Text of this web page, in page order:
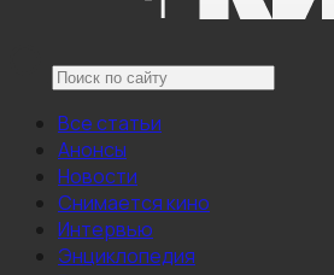
Все статьи
Анонсы
Новости
Снимается кино
Интервью
Энциклопедия